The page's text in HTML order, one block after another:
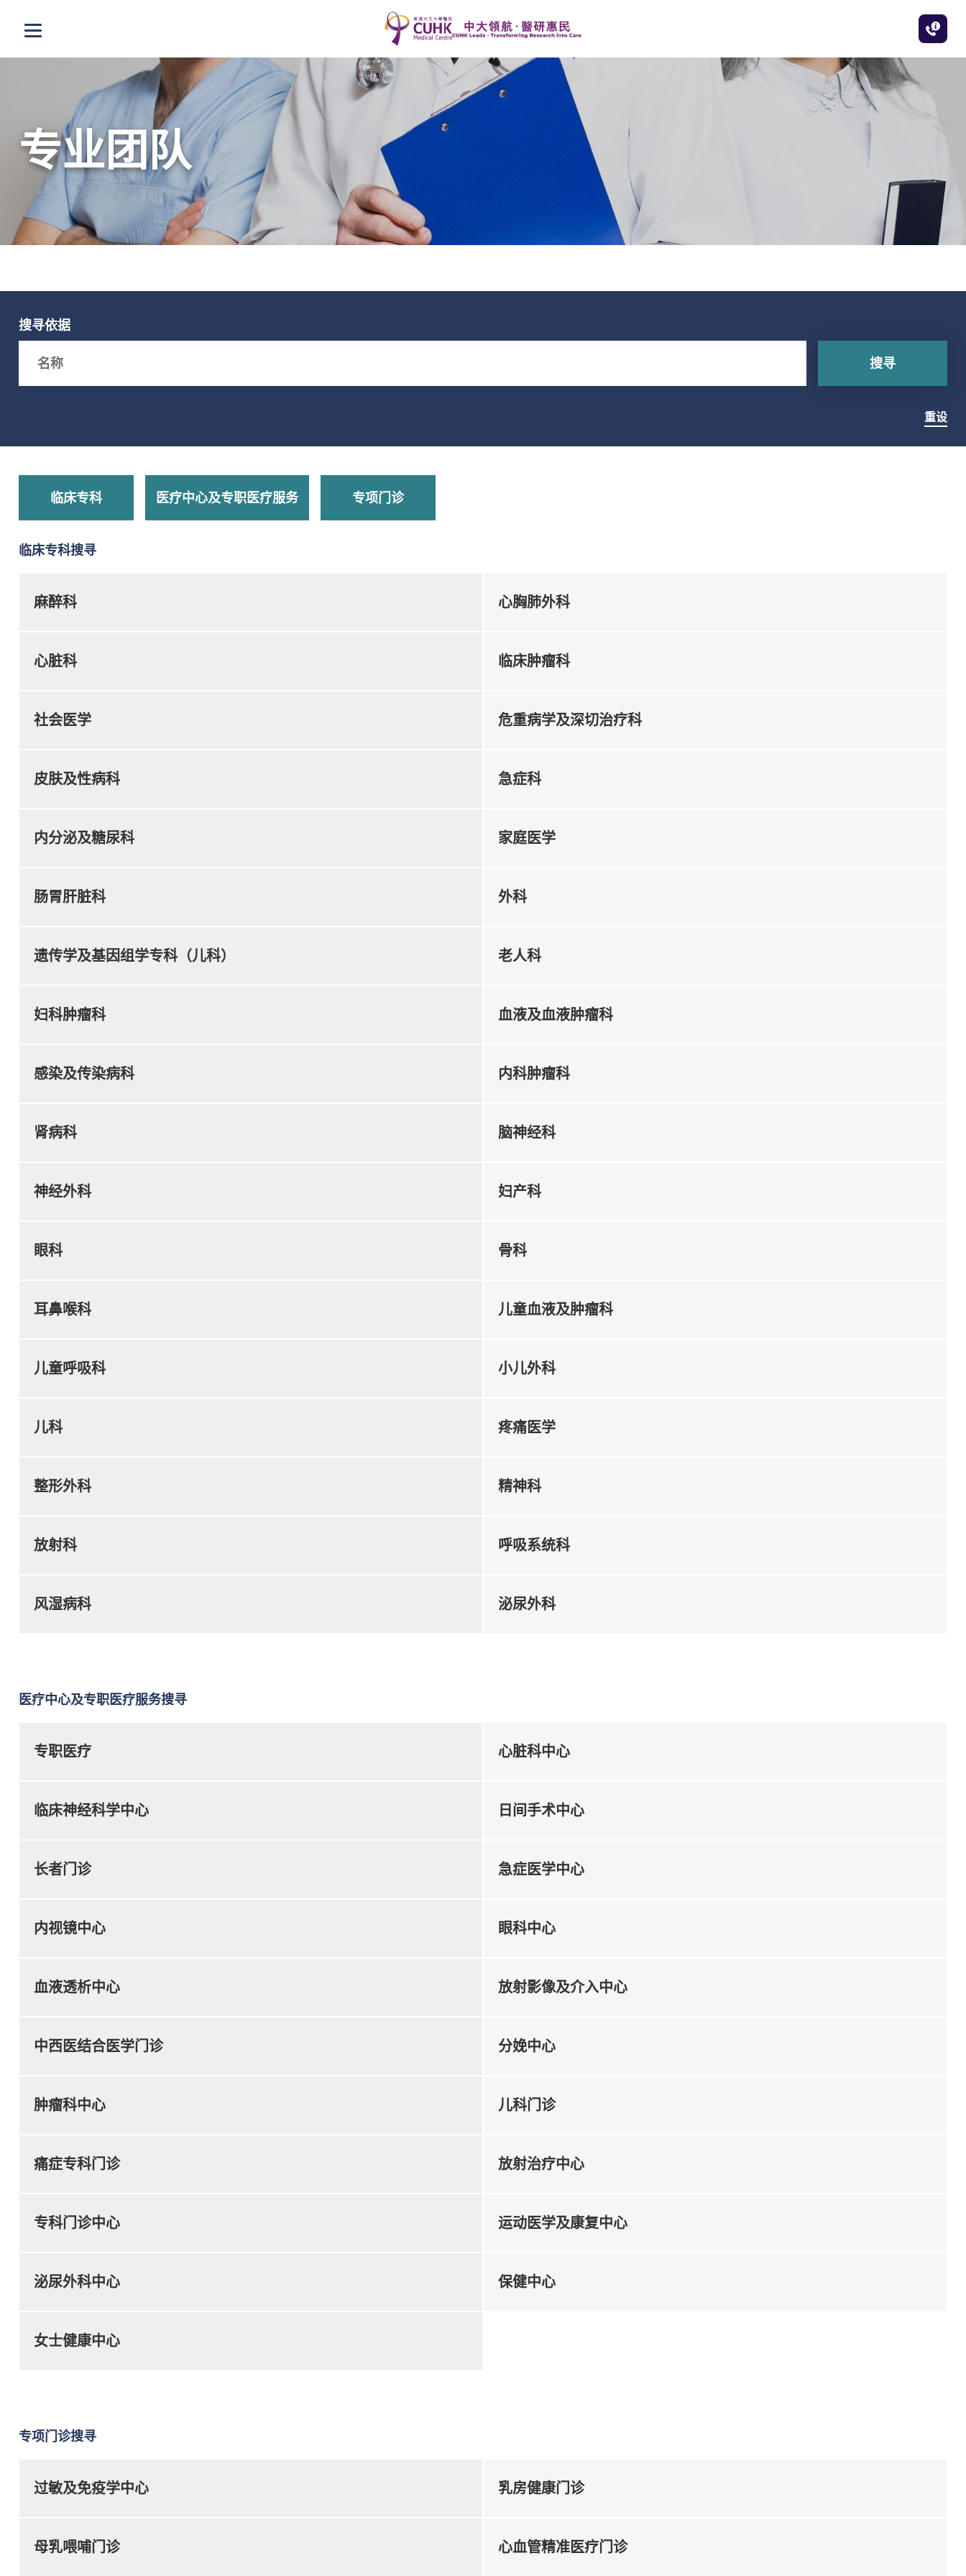
打开选单
专业团队
搜寻依据
搜寻
重设
临床专科 医疗中心及专职医疗服务 专项门诊
临床专科搜寻
麻醉科 心胸肺外科
心脏科 临床肿瘤科
社会医学 危重病学及深切治疗科
皮肤及性病科 急症科
内分泌及糖尿科 家庭医学
肠胃肝脏科 外科
遗传学及基因组学专科（儿科） 老人科
妇科肿瘤科 血液及血液肿瘤科
感染及传染病科 内科肿瘤科
肾病科 脑神经科
神经外科 妇产科
眼科 骨科
耳鼻喉科 儿童血液及肿瘤科
儿童呼吸科 小儿外科
儿科 疼痛医学
整形外科 精神科
放射科 呼吸系统科
风湿病科 泌尿外科
医疗中心及专职医疗服务搜寻
专职医疗 心脏科中心
临床神经科学中心 日间手术中心
长者门诊 急症医学中心
内视镜中心 眼科中心
血液透析中心 放射影像及介入中心
中西医结合医学门诊 分娩中心
肿瘤科中心 儿科门诊
痛症专科门诊 放射治疗中心
专科门诊中心 运动医学及康复中心
泌尿外科中心 保健中心
女士健康中心
专项门诊搜寻
过敏及免疫学中心 乳房健康门诊
母乳喂哺门诊 心血管精准医疗门诊